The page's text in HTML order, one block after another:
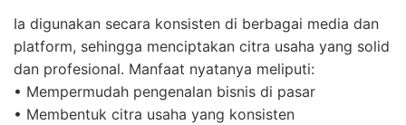
Ia digunakan secara konsisten di berbagai media dan
platform, sehingga menciptakan citra usaha yang solid
dan profesional. Manfaat nyatanya meliputi:
• Mempermudah pengenalan bisnis di pasar
• Membentuk citra usaha yang konsisten